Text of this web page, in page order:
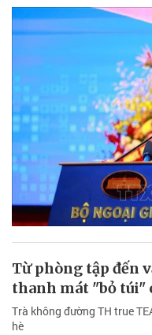
Từ phòng tập đến
thanh mát "bỏ túi"
Trà không đường TH true
hè